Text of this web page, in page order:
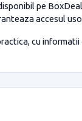
pe
accesul
cu